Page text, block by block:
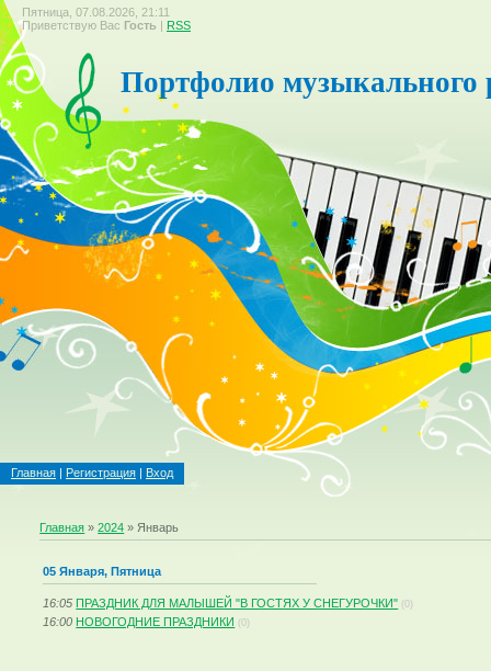
Пятница, 07.08.2026, 21:11
Приветствую Вас Гость | RSS
Портфолио музыкального
Главная | Регистрация | Вход
Главная »2024 » Январь
05 Января, Пятница
16:05 ПРАЗДНИК ДЛЯ МАЛЫШЕЙ "В ГОСТЯХ У СНЕГУРОЧКИ" (0)
16:00 НОВОГОДНИЕ ПРАЗДНИКИ (0)